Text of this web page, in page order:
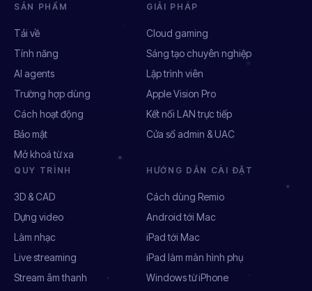
SẢN PHẨM
Tải về
Tính năng
AI agents
Trường hợp dùng
Cách hoạt động
Bảo mật
Mở khoá từ xa
GIẢI PHÁP
Cloud gaming
Sáng tạo chuyên nghiệp
Lập trình viên
Apple Vision Pro
Kết nối LAN trực tiếp
Cửa sổ admin & UAC
QUY TRÌNH
3D & CAD
Dựng video
Làm nhạc
Live streaming
Stream âm thanh
HƯỚNG DẪN CÀI ĐẶT
Cách dùng Remio
Android tới Mac
iPad tới Mac
iPad làm màn hình phụ
Windows từ iPhone